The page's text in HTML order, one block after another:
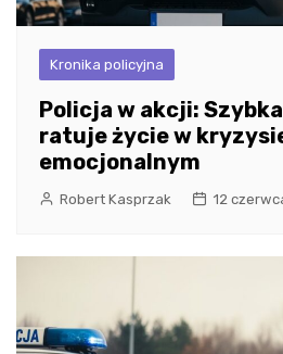
Kronika policyjna
Policja w akcji:
ratuje życie w
emocjonalnym
Robert Kasprzak 12